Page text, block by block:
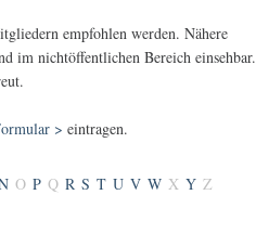
empfohlen werden. Nähere
im nichtöffentlichen Bereich einsehbar.
>eintragen.
O P Q R S T U V W X Y Z